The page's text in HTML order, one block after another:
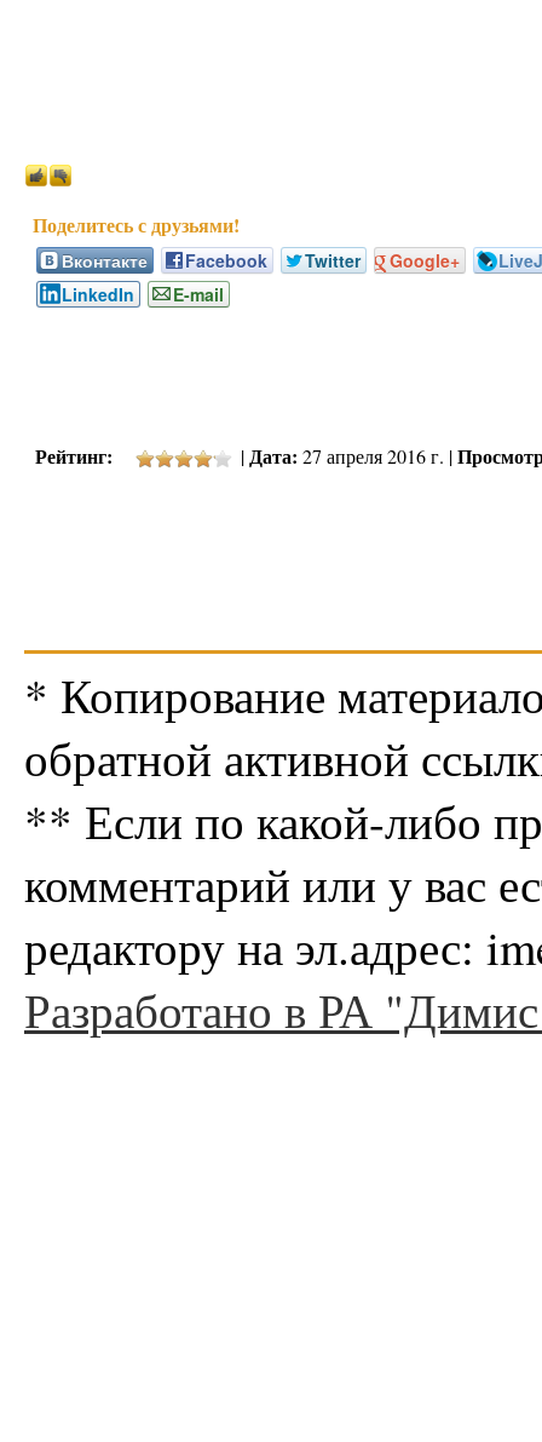
Вконтакте Facebook Twitter Google+
LinkedIn
E-mail
Рейтинг: |Дата: 27 апреля 2016 г. |
* Копирование
обратной активной
** Если по какой-либо
комментарий или у вас
редактору на эл.адрес:
Разработано в РА